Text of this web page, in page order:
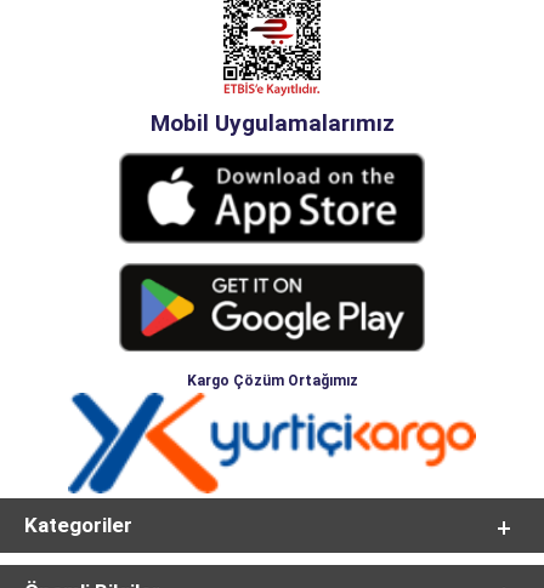
Mobil Uygulamalarımız
Kargo Çözüm Ortağımız
Kategoriler